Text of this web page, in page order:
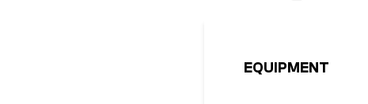
EQUIPMENT